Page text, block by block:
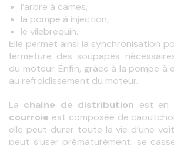
l’arbre à cames,
la pompe à injection,
le vilebrequin.
Elle permet ainsi la synchronisation
fermeture des soupapes
du moteur. Enfin, grâce à la pompe à
au refroidissement du moteur.
La chaîne de distribution
courroie est composée de
elle peut durer toute la vie d’une
peut s’user prématurément, se